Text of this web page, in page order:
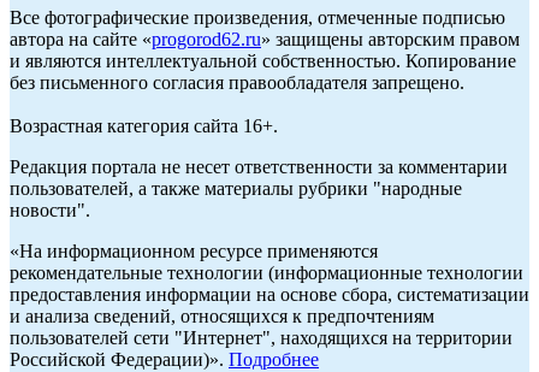
Все фотографические произведения, отмеченные подписью
автора на сайте «progorod62.ru» защищены авторским правом
и являются интеллектуальной собственностью. Копирование
без письменного согласия правообладателя запрещено.
Возрастная категория сайта 16+.
Редакция портала не несет ответственности за комментарии
пользователей, а также материалы рубрики "народные
новости".
«На информационном ресурсе применяются
рекомендательные технологии (информационные технологии
предоставления информации на основе сбора, систематизации
и анализа сведений, относящихся к предпочтениям
пользователей сети "Интернет", находящихся на территории
Российской Федерации)». Подробнее